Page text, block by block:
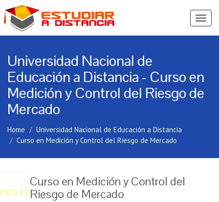
Ver
Universidad Nacional de
Educación a Distancia - Curso en
Medición y Control del Riesgo de
Mercado
Home
Universidad Nacional de Educación a Distancia
Curso en Medición y Control del Riesgo de Mercado
Curso en Medición y Control del
Riesgo de Mercado